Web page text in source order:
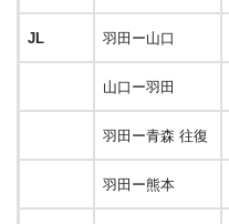
JL 羽田ー山口
山口ー羽田
羽田ー青森 往復
羽田ー熊本